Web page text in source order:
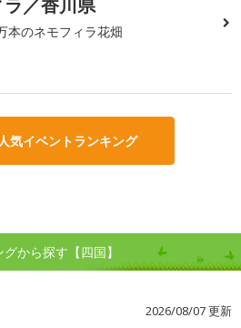
本のネモフィラ花畑
気イベントランキング
から探す【四国】
2026/08/07 更新